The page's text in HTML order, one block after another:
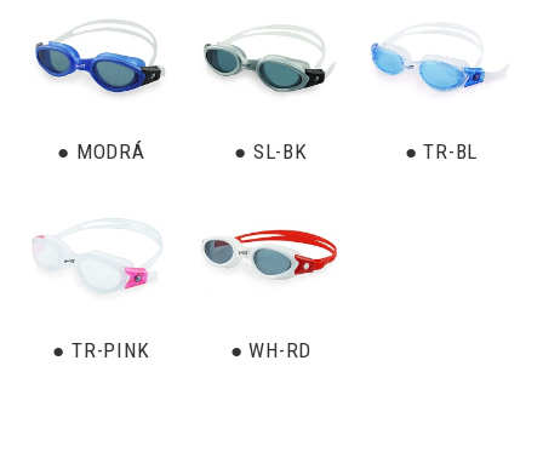
● MODRÁ ● SL-BK ● TR-BL
● TR-PINK ● WH-RD